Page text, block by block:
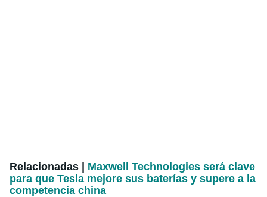
Relacionadas | Maxwell Technologies será clave
para que Tesla mejore sus baterías y supere a la
competencia china